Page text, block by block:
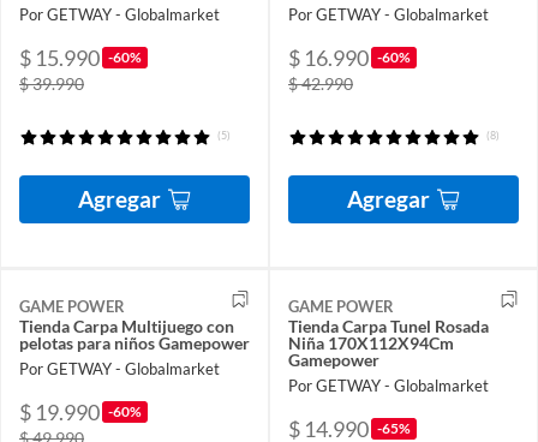
Por GETWAY - Globalmarket
$ 15.990 -60%
$ 39.990
(5)
Agregar
Por GETWAY - Globalmarket
$ 16.990 -60%
$ 42.990
(8)
Agregar
GAME POWER
Tienda Carpa Multijuego con
pelotas para niños Gamepower
Por GETWAY - Globalmarket
$ 19.990 -60%
$ 49.990
GAME POWER
Tienda Carpa Tunel Rosada
Niña 170X112X94Cm
Gamepower
Por GETWAY - Globalmarket
$ 14.990 -65%